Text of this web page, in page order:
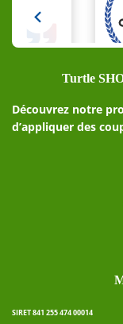
Turtle
Découvrez notre
d’appliquer des
SIRET 841 255 474 00014